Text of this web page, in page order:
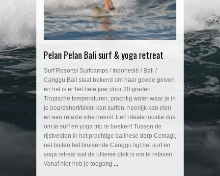
Pelan Pelan Bali surf & yoga retreat
Surf Resorts/ Surfcamps / Indonesië / Bali /
Canggu Bali staat bekend om haar goede golven
en het is er het hele jaar door 30 graden.
Tropische temperaturen, prachtig water waar je in
je boardshort/bikini kan surfen, heerlijk kan eten
en een relaxte vibe heerst. Een ideale locatie dus
om je surf en yoga trip te boeken! Tussen de
rijstvelden in het prachtige balinese dorp Cemagi,
net buiten het bruisende Canggu ligt het surf en
yoga retreat wat de ultieme plek is om te relaxen.
Vanaf hier heb je toegang ...